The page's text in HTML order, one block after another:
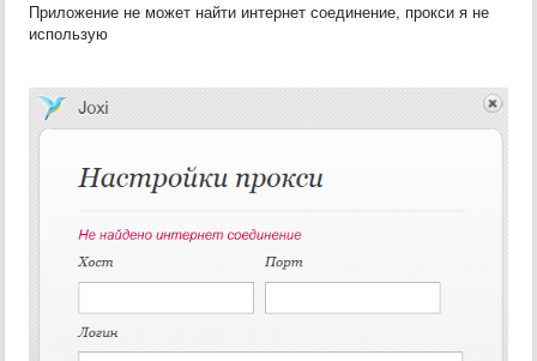
Приложение не может найти интернет соединение, прокси я не
использую